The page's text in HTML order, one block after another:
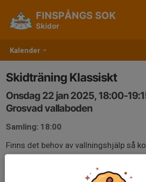
Kalender
FINSPÅNGS SOK
Skidor
Skidträning Klassiskt
Onsdag 22 jan 2025, 18:00-
Grosvad vallaboden
Samling: 18:00
Finns det behov av vallningshjälp så